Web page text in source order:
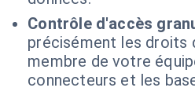
Contrôle d'accès
précisément les droits
membre de votre
connecteurs et les